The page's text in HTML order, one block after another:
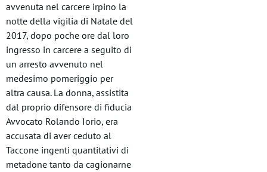
avvenuta nel carcere irpino la
notte della vigilia di Natale del
2017, dopo poche ore dal loro
ingresso in carcere a seguito di
un arresto avvenuto nel
medesimo pomeriggio per
altra causa. La donna, assistita
dal proprio difensore di fiducia
Avvocato Rolando Iorio, era
accusata di aver ceduto al
Taccone ingenti quantitativi di
metadone tanto da cagionarne